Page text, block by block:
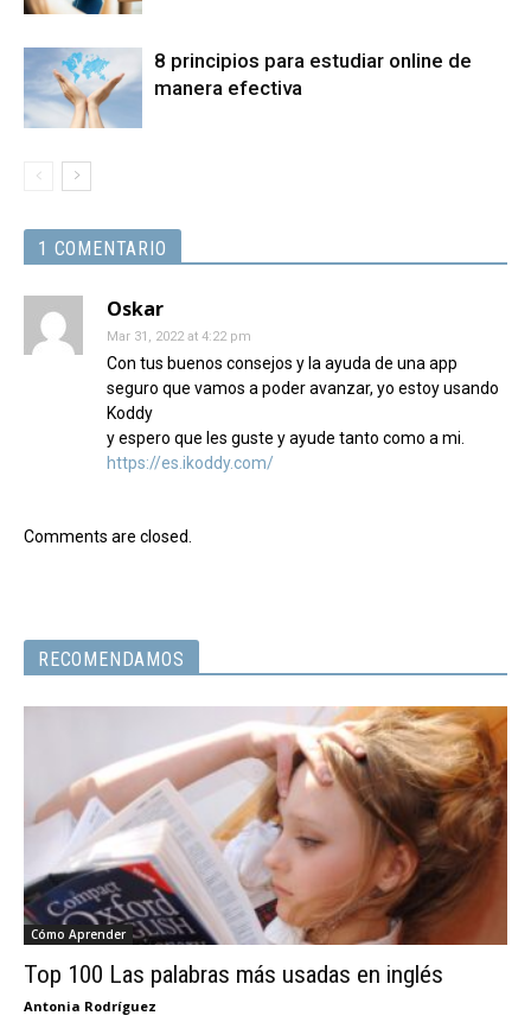
8 principios para estudiar online de
manera efectiva
1 COMENTARIO
Oskar
Mar 31, 2022 at 4:22 pm
Con tus buenos consejos y la ayuda de una app
seguro que vamos a poder avanzar, yo estoy usando
Koddy
y espero que les guste y ayude tanto como a mi.
https://es.ikoddy.com/
Comments are closed.
RECOMENDAMOS
Cómo Aprender
Top 100 Las palabras más usadas en inglés
Antonia Rodríguez